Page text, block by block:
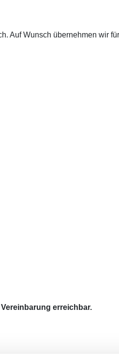
Auf Wunsch übernehmen wir
erreichbar.